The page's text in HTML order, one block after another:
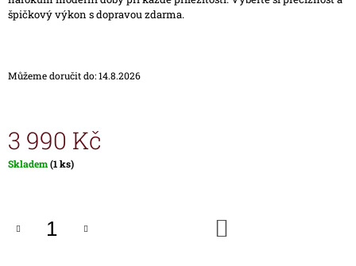
špičkový výkon s dopravou zdarma.
Můžeme doručit do:14.8.2026
3 990 Kč
Měrná
Skladem(1 ks)
J
TRIATHLON
T5K588
1